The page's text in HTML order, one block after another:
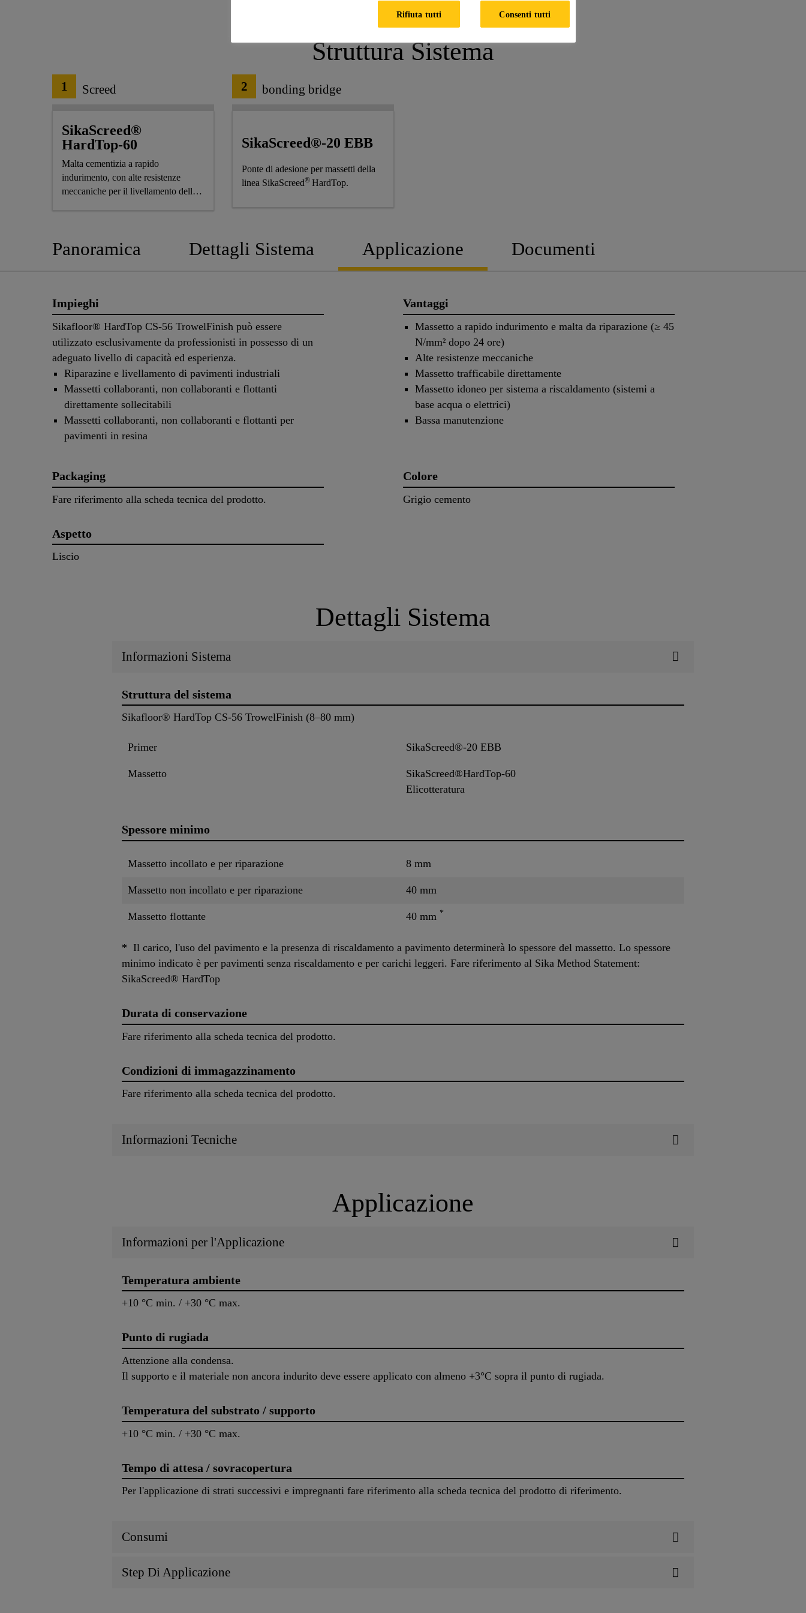
Struttura Sistema
1 Screed
SikaScreed®
HardTop-60
Malta cementizia a rapido
indurimento, con alte resistenze
meccaniche per il livellamento delle
2 bonding bridge
SikaScreed®-20 EBB
Ponte di adesione per massetti della
linea SikaScreed® HardTop.
Panoramica Dettagli Sistema Applicazione Documenti
Impieghi
Sikafloor® HardTop CS-56 TrowelFinish può essere
utilizzato esclusivamente da professionisti in possesso di un
adeguato livello di capacità ed esperienza.
Riparazine e livellamento di pavimenti industriali
Massetti collaboranti, non collaboranti e flottanti
direttamente sollecitabili
Massetti collaboranti, non collaboranti e flottanti per
pavimenti in resina
Vantaggi
Massetto a rapido indurimento e malta da riparazione (≥ 45
N/mm² dopo 24 ore)
Alte resistenze meccaniche
Massetto trafficabile direttamente
Massetto idoneo per sistema a riscaldamento (sistemi a
base acqua o elettrici)
Bassa manutenzione
Packaging
Fare riferimento alla scheda tecnica del prodotto.
Colore
Grigio cemento
Aspetto
Liscio
Dettagli Sistema
Informazioni Sistema
Struttura del sistema
Sikafloor® HardTop CS-56 TrowelFinish (8–80 mm)
Primer SikaScreed®-20 EBB
Massetto
SikaScreed®HardTop-60
Elicotteratura
Spessore minimo
Massetto incollato e per riparazione 8 mm
Massetto non incollato e per riparazione 40 mm
Massetto flottante 40 mm *
* Il carico, l'uso del pavimento e la presenza di riscaldamento a pavimento determinerà lo spessore del massetto. Lo spessore
minimo indicato è per pavimenti senza riscaldamento e per carichi leggeri. Fare riferimento al Sika Method Statement:
SikaScreed® HardTop
Durata di conservazione
Fare riferimento alla scheda tecnica del prodotto.
Condizioni di immagazzinamento
Fare riferimento alla scheda tecnica del prodotto.
Informazioni Tecniche
Applicazione
Informazioni per l'Applicazione
Temperatura ambiente
+10 °C min. / +30 °C max.
Punto di rugiada
Attenzione alla condensa.
Il supporto e il materiale non ancora indurito deve essere applicato con almeno +3°C sopra il punto di rugiada.
Temperatura del substrato / supporto
+10 °C min. / +30 °C max.
Tempo di attesa / sovracopertura
Per l'applicazione di strati successivi e impregnanti fare riferimento alla scheda tecnica del prodotto di riferimento.
Consumi
Step Di Applicazione
Rifiuta tutti Consenti tutti